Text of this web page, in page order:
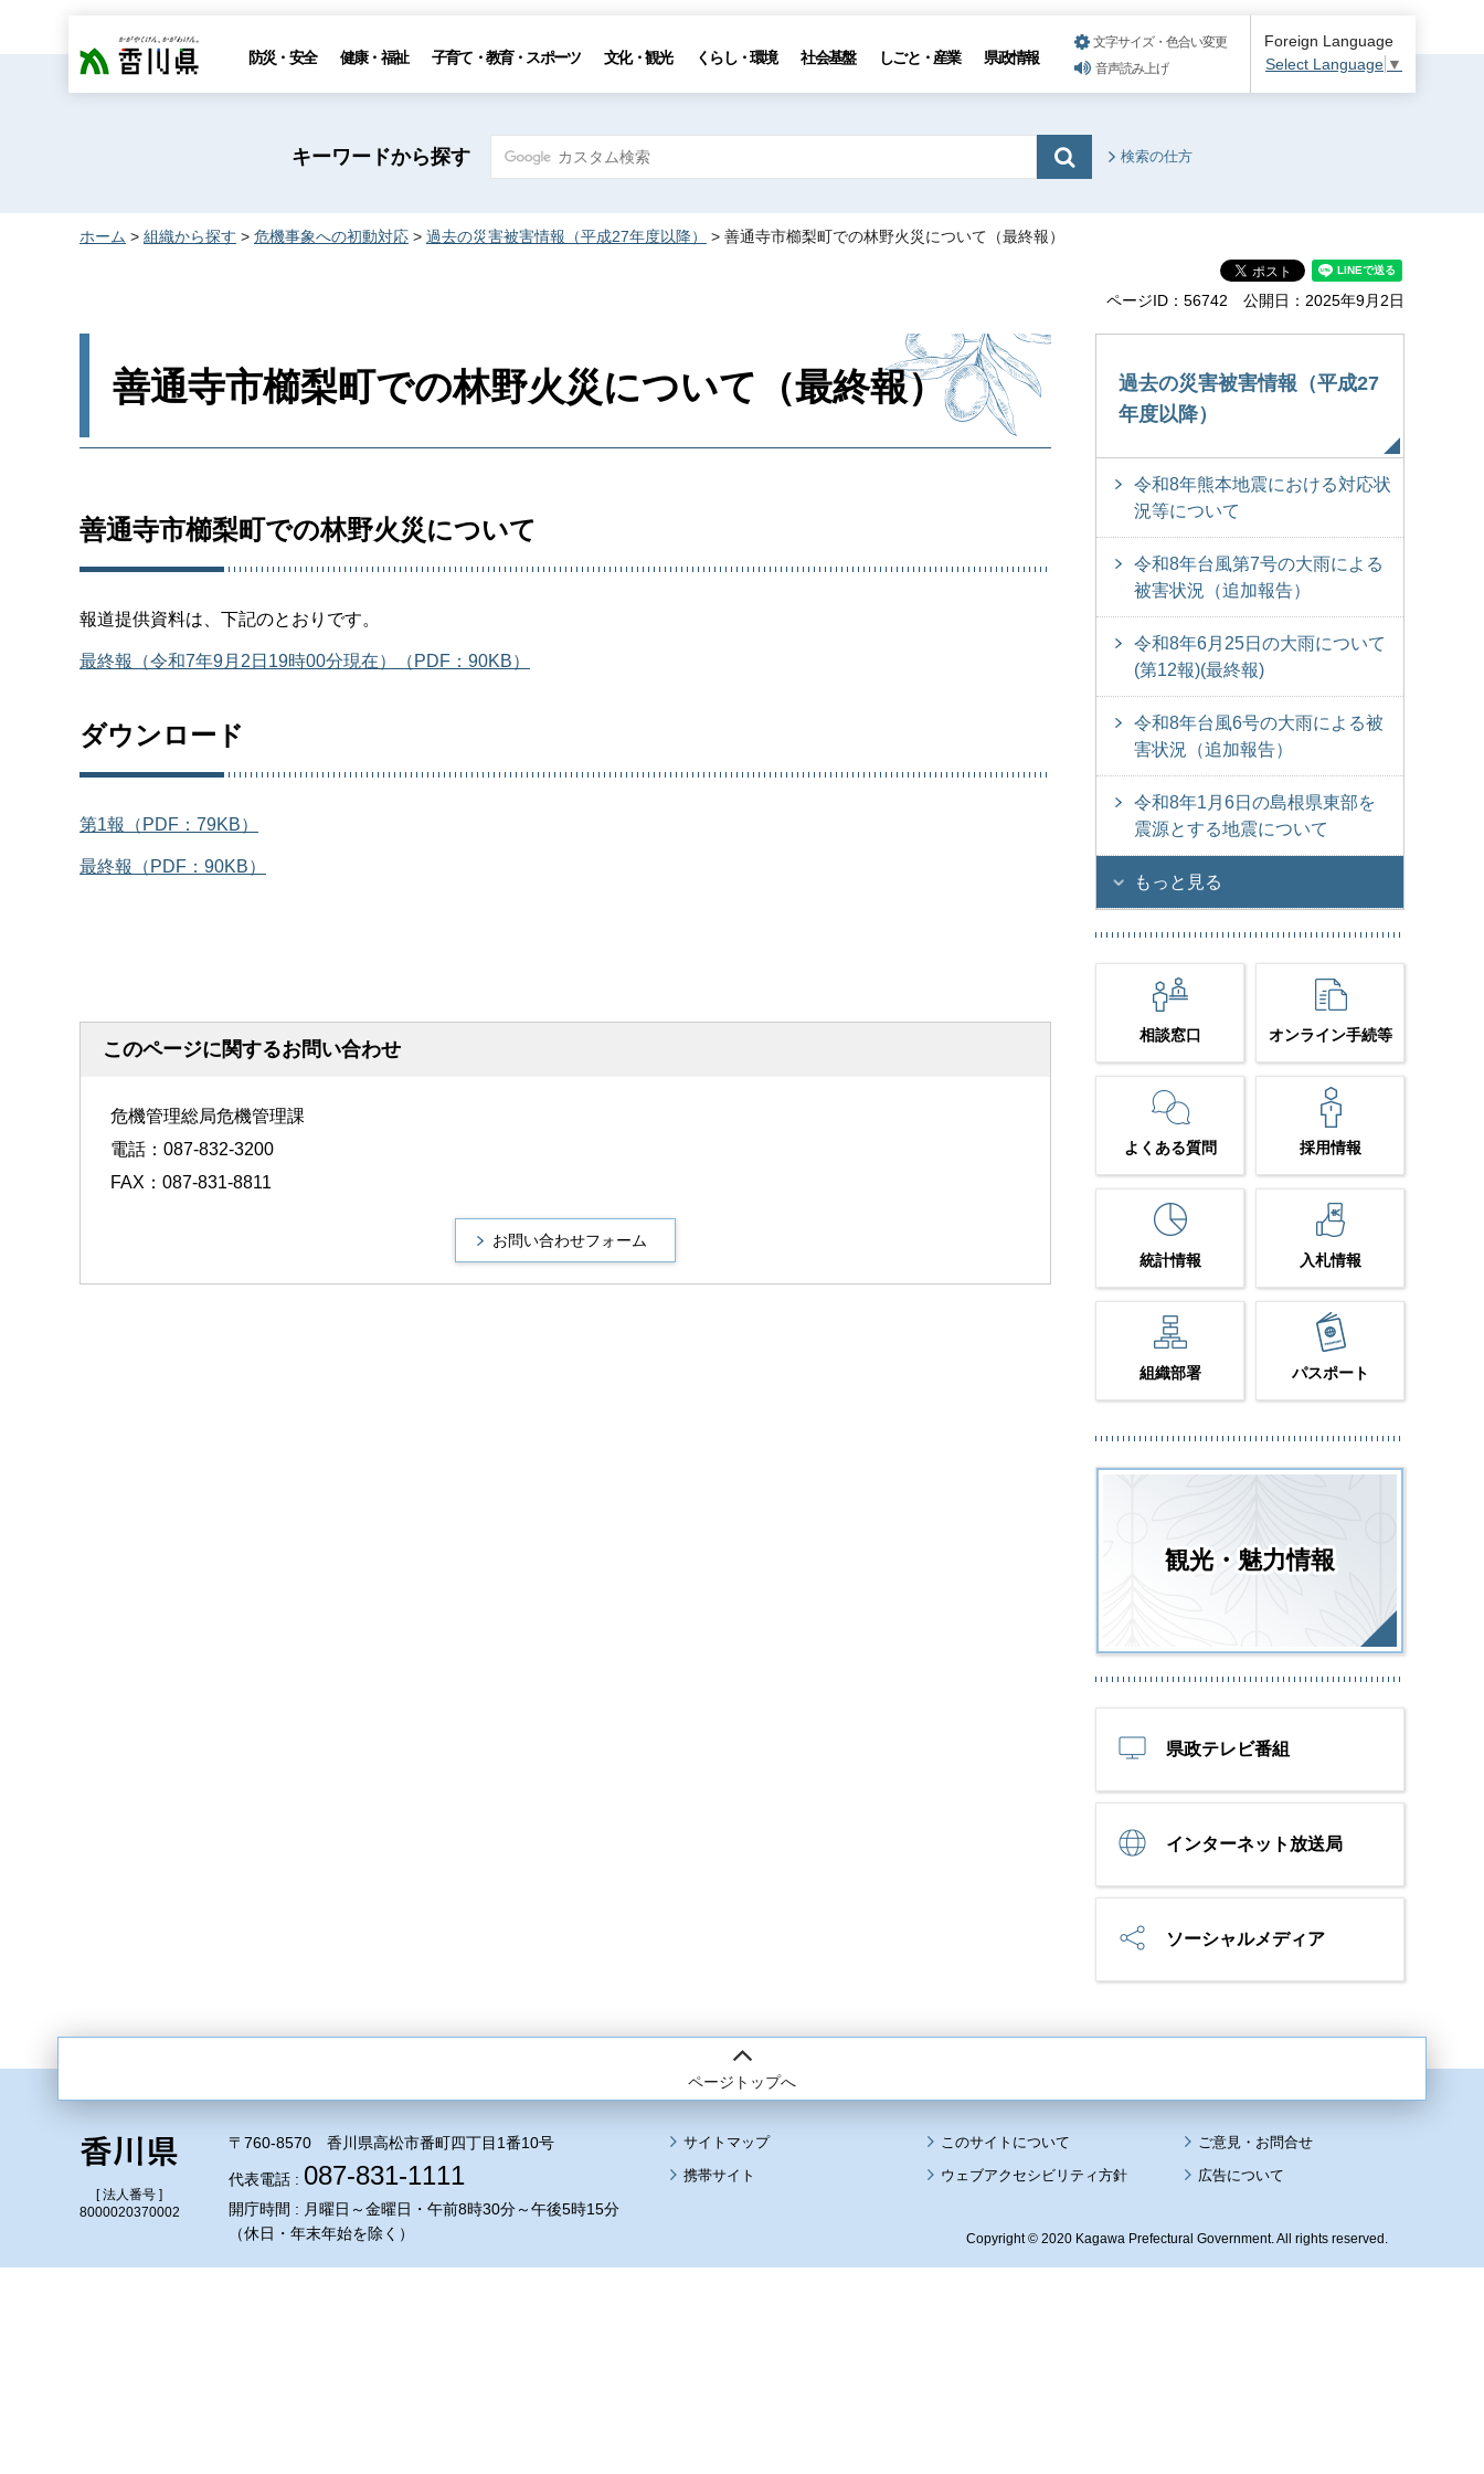
香川県 防災・安全 健康・福祉 子育て・教育・スポーツ 文化・観光 くらし・環境 社会基盤 しごと・産業 県政情報
文字サイズ・色合い変更
音声読み上げ
Foreign Language
Select Language ▼
キーワードから探す 検索の仕方
ホーム > 組織から探す > 危機事象への初動対応 > 過去の災害被害情報（平成27年度以降） > 善通寺市櫛梨町での林野火災について（最終報）
ページID：56742 公開日：2025年9月2日
善通寺市櫛梨町での林野火災について（最終報）
善通寺市櫛梨町での林野火災について
報道提供資料は、下記のとおりです。
最終報（令和7年9月2日19時00分現在）（PDF：90KB）
ダウンロード
第1報（PDF：79KB）
最終報（PDF：90KB）
このページに関するお問い合わせ
危機管理総局危機管理課
電話：087-832-3200
FAX：087-831-8811
過去の災害被害情報（平成27
年度以降）
令和8年熊本地震における対応状
況等について
令和8年台風第7号の大雨による
被害状況（追加報告）
令和8年6月25日の大雨について
(第12報)(最終報)
令和8年台風6号の大雨による被
害状況（追加報告）
令和8年1月6日の島根県東部を
震源とする地震について
もっと見る
相談窓口 オンライン手続等
よくある質問 採用情報
統計情報 入札情報
組織部署 パスポート
観光・魅力情報
県政テレビ番組
インターネット放送局
ソーシャルメディア
ページトップへ
[ 法人番号 ]
8000020370002
〒760-8570 香川県高松市番町四丁目1番10号
代表電話 : 087-831-1111
開庁時間 : 月曜日～金曜日・午前8時30分～午後5時15分
（休日・年末年始を除く）
サイトマップ
このサイトについて
携帯サイト
ウェブアクセシビリティ方針 広告について
Copyright © 2020 Kagawa Prefectural Government. All rights reserved.